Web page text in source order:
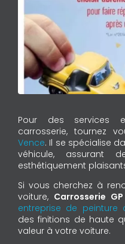
Pour des services
carrosserie, tournez
Vence. Il se spécialise
véhicule, assurant
esthétiquement
Si vous cherchez à
voiture, Carrosserie GP
entreprise de peinture
des finitions de haute
valeur à votre voiture.